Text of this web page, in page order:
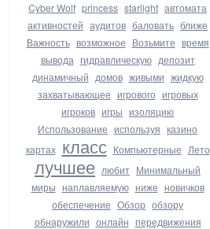
Cyber Wolf princess starlight автомата
активностей аудитов баловать ближе
Важность возможное Возьмите время
вывода гидравлическую депозит
динамичный домов живыми жидкую
захватывающее игрового игровых
игроков игры изоляцию
Использование используя казино
картах класс Компьютерные Лето
лучшее любит Минимальный
миры наплавляемую ниже новичков
обеспечение Обзор обзору
обнаружили онлайн передвижения